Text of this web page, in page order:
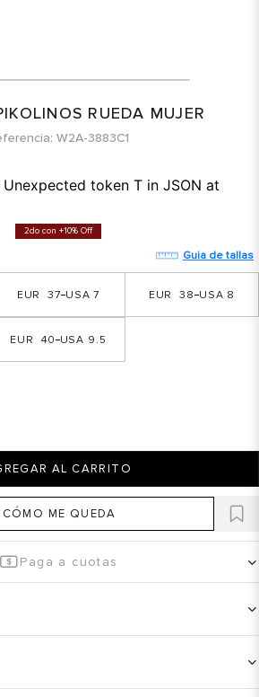
RUEDA MUJER
W2A-3883C1
token T in JSON at
2do con +10% Off
Guia de tallas
7
37 8
38
9.5
40
AL CARRITO
CÓMO ME QUEDA
Paga a cuotas